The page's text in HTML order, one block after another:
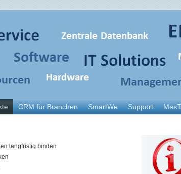
CRM für Branchen SmartWe Support
langfristig binden